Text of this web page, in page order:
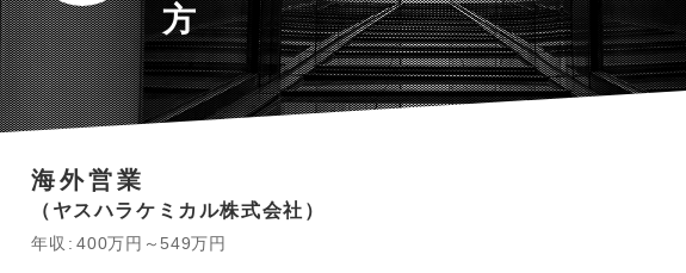
方
海外営業
ヤスハラケミカル株式会社
年収 400万円～549万円